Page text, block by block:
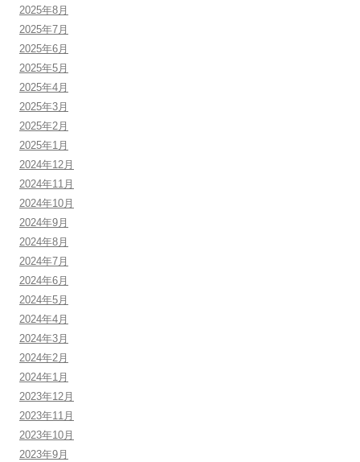
2025年8月
2025年7月
2025年6月
2025年5月
2025年4月
2025年3月
2025年2月
2025年1月
2024年12月
2024年11月
2024年10月
2024年9月
2024年8月
2024年7月
2024年6月
2024年5月
2024年4月
2024年3月
2024年2月
2024年1月
2023年12月
2023年11月
2023年10月
2023年9月